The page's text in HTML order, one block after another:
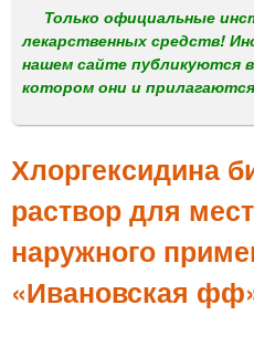
м
е
н
Только официальные
лекарственных средств!
нашем сайте публикуются
котором они и
Хлоргексидина
раствор для
наружного
«Ивановская